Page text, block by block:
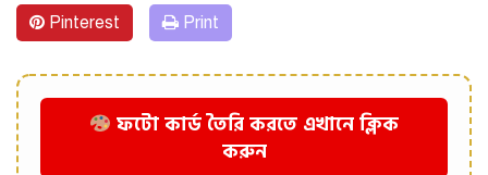
Pinterest Print
ফটো কার্ড তৈরি করতে এখানে ক্লিক
করুন